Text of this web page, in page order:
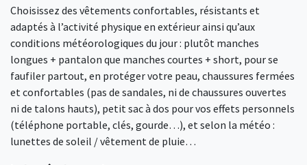
Choisissez des vêtements confortables, résistants et
adaptés à l’activité physique en extérieur ainsi qu’aux
conditions météorologiques du jour : plutôt manches
longues + pantalon que manches courtes + short, pour se
faufiler partout, en protéger votre peau, chaussures fermées
et confortables (pas de sandales, ni de chaussures ouvertes
ni de talons hauts), petit sac à dos pour vos effets personnels
(téléphone portable, clés, gourde…), et selon la météo :
lunettes de soleil / vêtement de pluie…